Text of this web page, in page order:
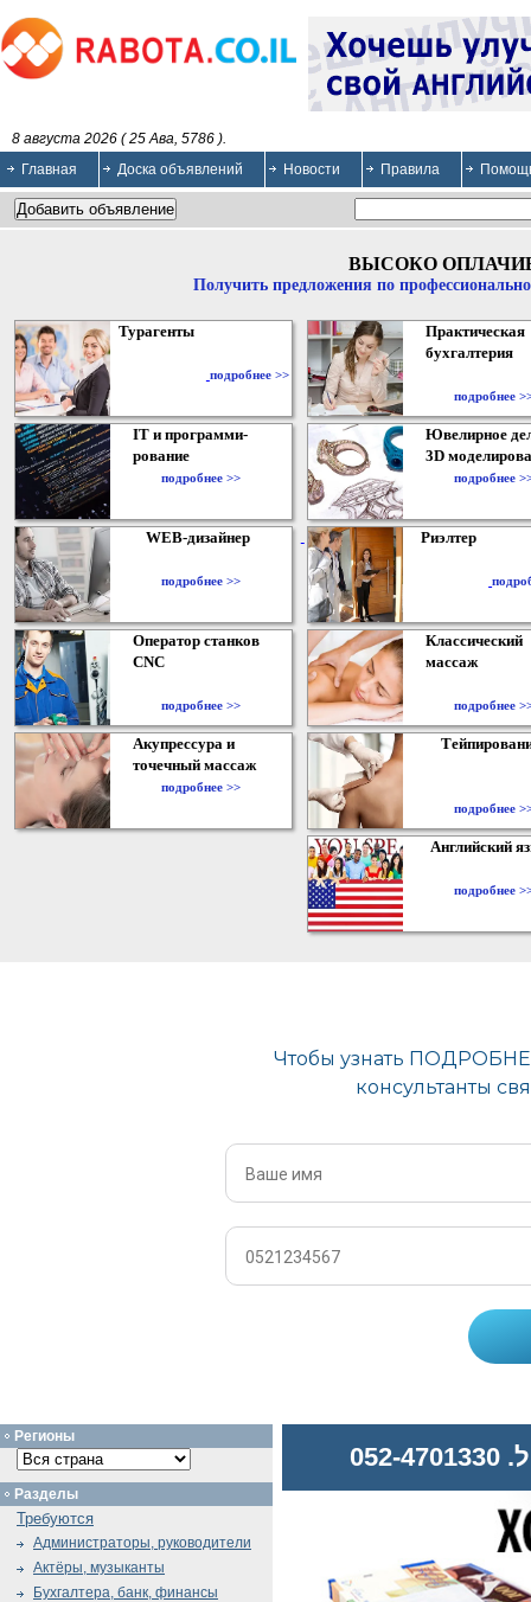
8 августа 2026 ( 25 Ава, 5786 ).
Главная
Доска объявлений Новости Правила
ВЫСОКО
Получить предложения по
Турагенты
подробнее >>
Практическая
бухгалтерия
подробнее
IT и программи-
рование
подробнее >>
Ювелирное
3D
подробнее
WEB-дизайнер
подробнее >>
Риэлтер
Оператор станков
CNC
подробнее >>
Классический
массаж
подробнее
Акупрессура и
точечный массаж
подробнее >>
подробнее
Английский
подробнее
Регионы
Разделы
Требуются
Администраторы, руководители
Актёры, музыканты
Бухгалтера, банк, финансы